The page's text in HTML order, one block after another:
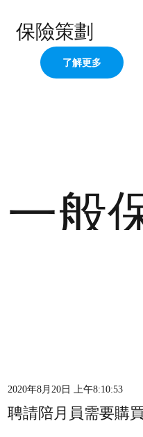
保險策劃
了解更多
一般
2020年8月20日 上午8:10:53
聘請陪月員需要購